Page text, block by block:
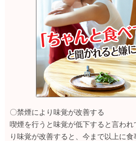
〇禁煙により味覚が改善する
喫煙を行うと味覚が低下すると言われ
り味覚が改善すると、今まで以上に